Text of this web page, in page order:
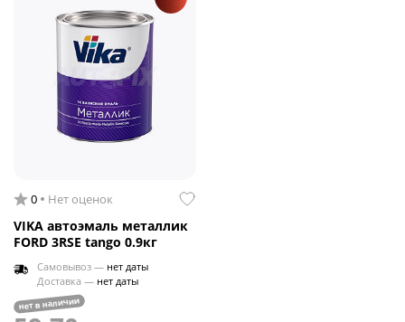
0 Нет оценок
VIKA автоэмаль металлик
FORD 3RSE tango 0.9кг
Самовывоз — нет даты
Доставка — нет даты
нет в наличии